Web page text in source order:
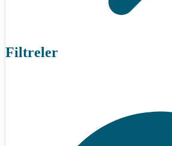
Filtreler